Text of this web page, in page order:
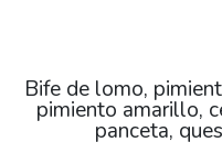
Bife de lomo,
pimiento amarillo,
panceta,